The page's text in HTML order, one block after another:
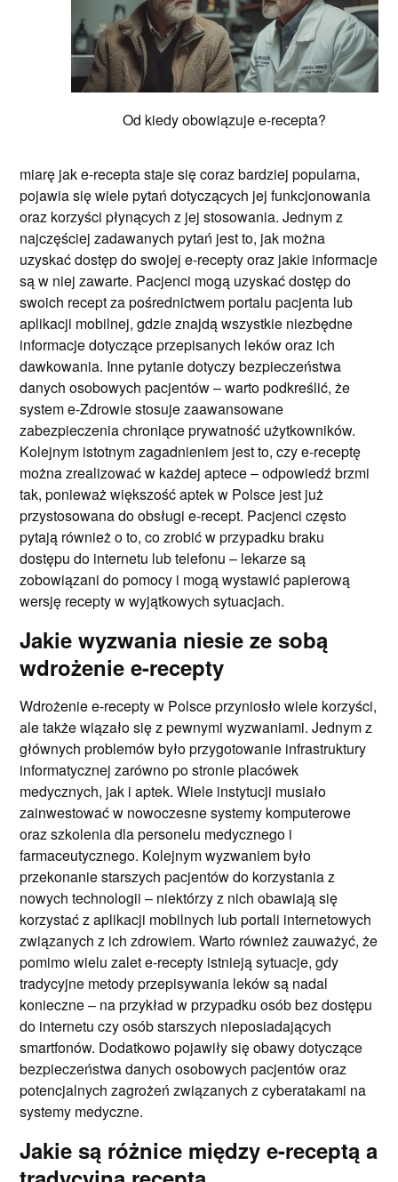
Od kiedy obowiązuje e-recepta?
miarę jak e-recepta staje się coraz bardziej popularna,
pojawia się wiele pytań dotyczących jej funkcjonowania
oraz korzyści płynących z jej stosowania. Jednym z
najczęściej zadawanych pytań jest to, jak można
uzyskać dostęp do swojej e-recepty oraz jakie informacje
są w niej zawarte. Pacjenci mogą uzyskać dostęp do
swoich recept za pośrednictwem portalu pacjenta lub
aplikacji mobilnej, gdzie znajdą wszystkie niezbędne
informacje dotyczące przepisanych leków oraz ich
dawkowania. Inne pytanie dotyczy bezpieczeństwa
danych osobowych pacjentów – warto podkreślić, że
system e-Zdrowie stosuje zaawansowane
zabezpieczenia chroniące prywatność użytkowników.
Kolejnym istotnym zagadnieniem jest to, czy e-receptę
można zrealizować w każdej aptece – odpowiedź brzmi
tak, ponieważ większość aptek w Polsce jest już
przystosowana do obsługi e-recept. Pacjenci często
pytają również o to, co zrobić w przypadku braku
dostępu do internetu lub telefonu – lekarze są
zobowiązani do pomocy i mogą wystawić papierową
wersję recepty w wyjątkowych sytuacjach.
Jakie wyzwania niesie ze sobą
wdrożenie e-recepty
Wdrożenie e-recepty w Polsce przyniosło wiele korzyści,
ale także wiązało się z pewnymi wyzwaniami. Jednym z
głównych problemów było przygotowanie infrastruktury
informatycznej zarówno po stronie placówek
medycznych, jak i aptek. Wiele instytucji musiało
zainwestować w nowoczesne systemy komputerowe
oraz szkolenia dla personelu medycznego i
farmaceutycznego. Kolejnym wyzwaniem było
przekonanie starszych pacjentów do korzystania z
nowych technologii – niektórzy z nich obawiają się
korzystać z aplikacji mobilnych lub portali internetowych
związanych z ich zdrowiem. Warto również zauważyć, że
pomimo wielu zalet e-recepty istnieją sytuacje, gdy
tradycyjne metody przepisywania leków są nadal
konieczne – na przykład w przypadku osób bez dostępu
do internetu czy osób starszych nieposiadających
smartfonów. Dodatkowo pojawiły się obawy dotyczące
bezpieczeństwa danych osobowych pacjentów oraz
potencjalnych zagrożeń związanych z cyberatakami na
systemy medyczne.
Jakie są różnice między e-receptą a